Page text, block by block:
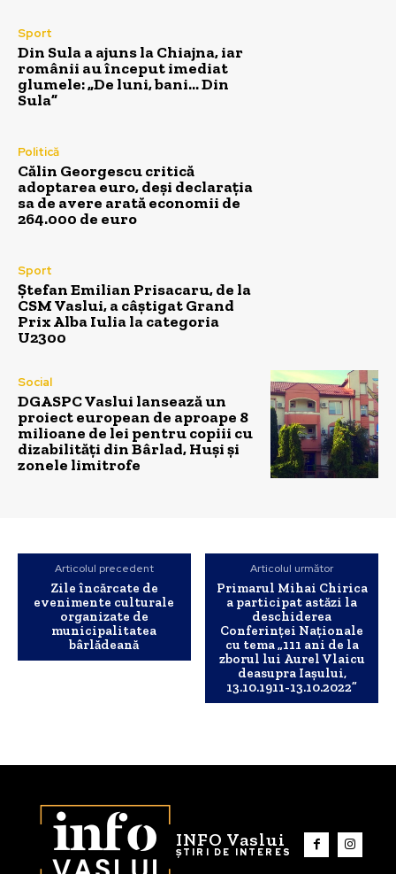
Sport
Din Sula a ajuns la Chiajna, iar
românii au început imediat
glumele: „De luni, bani… Din
Sula”
Politică
Călin Georgescu critică
adoptarea euro, deși declarația
sa de avere arată economii de
264.000 de euro
Sport
Ștefan Emilian Prisacaru, de la
CSM Vaslui, a câștigat Grand
Prix Alba Iulia la categoria
U2300
Social
DGASPC Vaslui lansează un
proiect european de aproape 8
milioane de lei pentru copiii cu
dizabilități din Bârlad, Huși și
zonele limitrofe
Articolul precedent
Zile încărcate de
evenimente culturale
organizate de
municipalitatea
bârlădeană
Articolul următor
Primarul Mihai Chirica
a participat astăzi la
deschiderea
Conferinței Naționale
cu tema „111 ani de la
zborul lui Aurel Vlaicu
deasupra Iașului,
13.10.1911-13.10.2022”
INFO Vaslui
ȘTIRI DE INTERES